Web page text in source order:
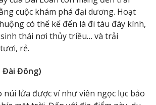
cuộc khám phá đại dương. Hoạt
có thể kể đến là đi tàu đáy kính,
thái nơi thủy triều… và trải
rẻ.
Đài Đông)
núi lửa được ví như viên ngọc lục bảo